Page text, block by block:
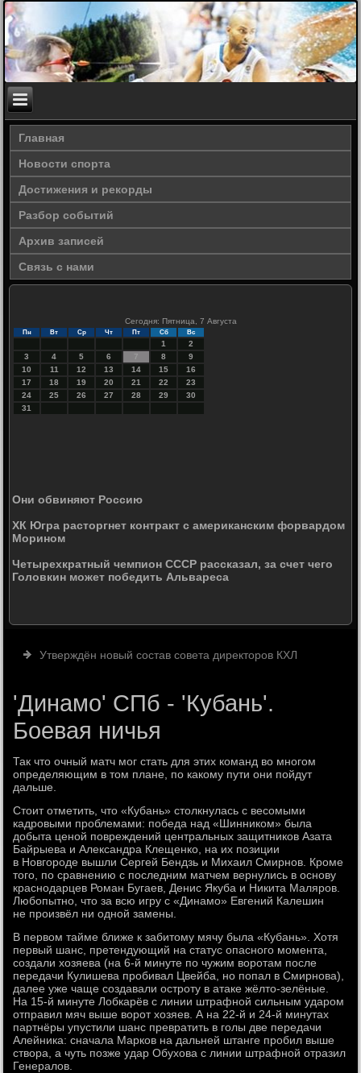
Главная
Новости спорта
Достижения и рекорды
Разбор событий
Архив записей
Связь с нами
Сегодня: Пятница, 7 Августа
Пн Вт Ср Чт Пт Сб Вс
1
2
3
4 5 6 7 8
9
10
11 12 13 14 15
16
17
18 19 20 21 22
23
24
25 26 27 28 29
30
31
Они обвиняют Россию
ХК Югра расторгнет контракт с американским форвардом
Морином
Четырехкратный чемпион СССР рассказал, за счет чего
Головкин может победить Альвареса
Утверждён новый состав совета директоров КХЛ
'Динамо' СПб - 'Кубань'.
Боевая ничья
Так что очный матч мог стать для этих команд во многом
определяющим в том плане, по какому пути они пойдут
дальше.
Стоит отметить, что «Кубань» столкнулась с весомыми
кадровыми проблемами: победа над «Шинником» была
добыта ценой повреждений центральных защитников Азата
Байрыева и Александра Клещенко, на их позиции
в Новгороде вышли Сергей Бендзь и Михаил Смирнов. Кроме
того, по сравнению с последним матчем вернулись в основу
краснодарцев Роман Бугаев, Денис Якуба и Никита Маляров.
Любопытно, что за всю игру с «Динамо» Евгений Калешин
не произвёл ни одной замены.
В первом тайме ближе к забитому мячу была «Кубань». Хотя
первый шанс, претендующий на статус опасного момента,
создали хозяева (на 6-й минуте по чужим воротам после
передачи Кулишева пробивал Цвейба, но попал в Смирнова),
далее уже чаще создавали остроту в атаке жёлто-зелёные.
На 15-й минуте Лобкарёв с линии штрафной сильным ударом
отправил мяч выше ворот хозяев. А на 22-й и 24-й минутах
партнёры упустили шанс превратить в голы две передачи
Алейника: сначала Марков на дальней штанге пробил выше
створа, а чуть позже удар Обухова с линии штрафной отразил
Генералов.